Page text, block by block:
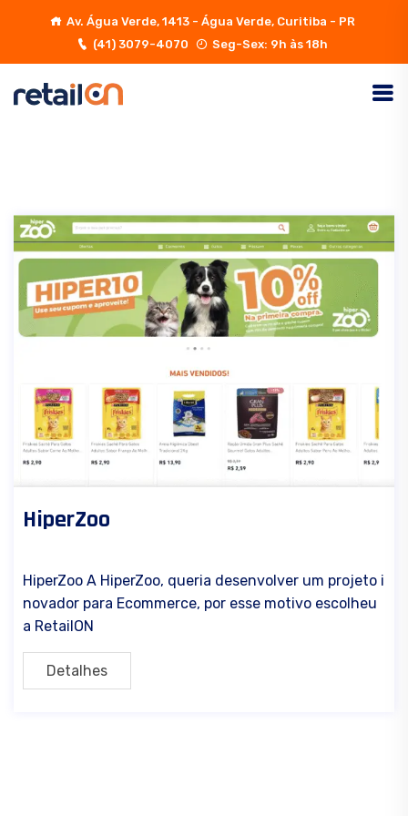
Av. Água Verde, 1413 - Água Verde, Curitiba - PR
(41) 3079-4070
Seg-Sex: 9h às 18h
HiperZoo
HiperZoo A HiperZoo, queria desenvolver um projeto i
novador para Ecommerce, por esse motivo escolheu
a RetailON
Detalhes